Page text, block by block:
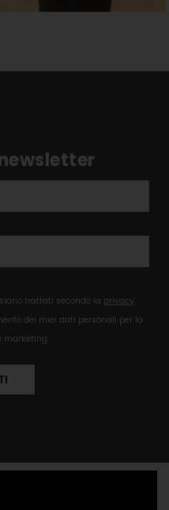
trattati secondo la privacy
dei miei dati personali per la
marketing.